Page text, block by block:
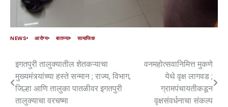
NEWS आरोग्य बातम्या सामाजिक
इगतपुरी तालुक्यातील शेतकऱ्याचा
मुख्यमंत्र्यांच्या हस्ते सन्मान ; राज्य, विभाग,
जिल्हा आणि तालुका पातळीवर इगतपुरी
तालुक्याचा वरचष्मा
वनमहोत्सवानिमित्त मुकणे
येथे वृक्ष लागवड ;
ग्रामपंचायतीकडून
वृक्षसंवर्धनाचा संकल्प